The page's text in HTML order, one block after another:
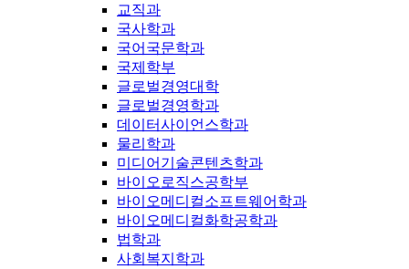
교직과
국사학과
국어국문학과
국제학부
글로벌경영대학
글로벌경영학과
데이터사이언스학과
물리학과
미디어기술콘텐츠학과
바이오로직스공학부
바이오메디컬소프트웨어학과
바이오메디컬화학공학과
법학과
사회복지학과